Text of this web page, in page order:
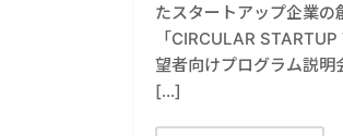
たスタートアップ企業の
「CIRCULAR
望者向けプログラム説
[…]